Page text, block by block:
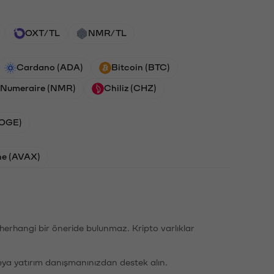
OXT/TL NMR/TL
Cardano (ADA) Bitcoin (BTC)
Numeraire (NMR) Chiliz (CHZ)
(AVAX)
bir öneride bulunmaz. Kripto varlıklar
danışmanınızdan destek alın.